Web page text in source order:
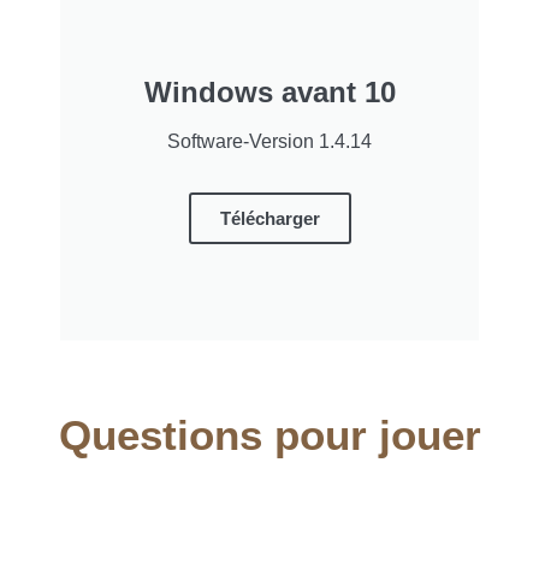
Windows avant 10
Software-Version 1.4.14
Télécharger
Questions pour jouer